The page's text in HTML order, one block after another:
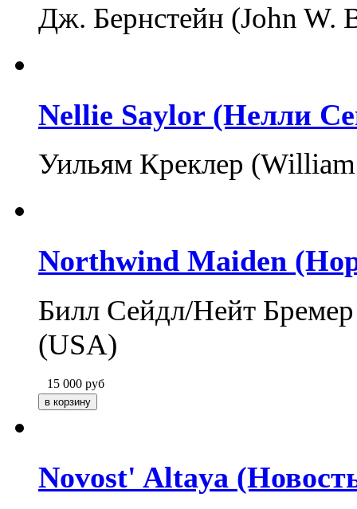
Дж. Бернстейн (John
Nellie Saylor (Нелли
Уильям Креклер
Northwind Maiden
Билл Сейдл/Нейт
(USA)
15 000 руб
Novost' Altaya